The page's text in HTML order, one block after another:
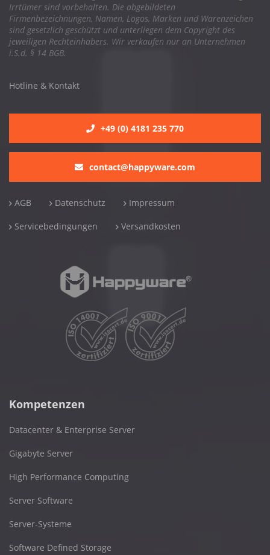
Irrtümer sind vorbehalten. Die abgebildeten
Firmenbezeichnungen, Namen, Logos, Marken und Warenzeichen
sind gesetzlich geschützt und unterliegen dem Copyright des
jeweiligen Rechteinhabers. Wir verkaufen nur an Unternehmen
i.S.d. § 14 BGB.
Hotline & Kontakt
+49 (0) 4181 235 770
contact@happyware.com
AGB Datenschutz Impressum
Servicebedingungen Versandkosten
Kompetenzen
Datacenter & Enterprise Server
Gigabyte Server
High Performance Computing
Server Software
Server-Systeme
Software Defined Storage